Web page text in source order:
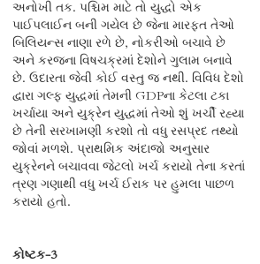
અનોખી તક. પશ્ચિમ માટે તો યુદ્ધો એક
પાઈપલાઈન બની ગયેલ છે જેના મારફત તેઓ
બિલિયન્સ નાણા રળે છે, નોકરીઓ બચાવે છે
અને કરજના વિષચક્રમાં દેશોને ગુલામ બનાવે
છે. ઉદારતા જેવી કોઈ વસ્તુ જ નથી. વિવિધ દેશો
દ્વારા ગલ્ફ યુદ્ધમાં તેમની GDPના કેટલા ટકા
ખર્ચાયા અને યુક્રેન યુદ્ધમાં તેઓ શું ખર્ચી રહ્યા
છે તેની સરખામણી કરશો તો વધુ રસપ્રદ તથ્યો
જોવાં મળશે. પ્રાથમિક અંદાજો અનુસાર
યુક્રેનને બચાવવા જેટલો ખર્ચ કરાયો તેના કરતાં
ત્રણ ગણાથી વધુ ખર્ચ ઈરાક પર હુમલા પાછળ
કરાયો હતો.
કોષ્ટક-3